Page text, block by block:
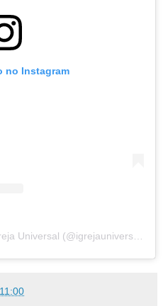
no Instagram
Um post compartilhado por Igreja Universal (@igrejauniversal)